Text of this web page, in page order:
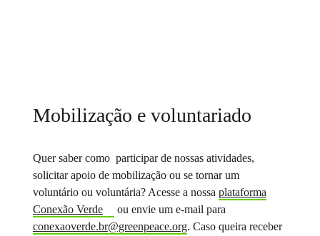
Mobilização e voluntariado
Quer saber como participar de nossas atividades,
solicitar apoio de mobilização ou se tornar um
voluntário ou voluntária? Acesse a nossa plataforma
Conexão Verde
ou envie um e-mail para
conexaoverde.br@greenpeace.org. Caso queira receber